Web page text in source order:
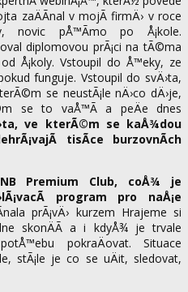
zaÄÃ­nal v mojÃ­ firmÄ› v roce
novic pÅ™Ã­mo po Å¡kole.
diplomovou prÃ¡ci na tÃ©ma
Å¡koly. Vstoupil do Å™eky, ze
funguje. Vstoupil do svÄ›ta,
se neustÃ¡le nÄ›co dÄ›je,
se to vaÅ™Ã­ a peÄe dnes
ve kterÃ©m se kaÅ¾dou
tisÃ­ce burzovnÃ­ch
Premium Club, coÅ¾ je
program pro naÅ¡e
prÃ¡vÄ› kurzem Hrajeme si
skonÄÃ­ a i kdyÅ¾ je trvale
pokraÄovat. Situace
stÃ¡le je co se uÄit, sledovat,